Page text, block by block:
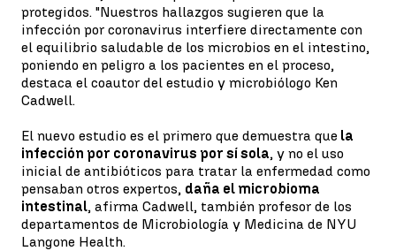
protegidos. "Nuestros hallazgos sugieren que la
infección por coronavirus interfiere directamente con
el equilibrio saludable de los microbios en el intestino,
poniendo en peligro a los pacientes en el proceso,
destaca el coautor del estudio y microbiólogo Ken
Cadwell.
El nuevo estudio es el primero que demuestra que la
infección por coronavirus por sí sola, y no el uso
inicial de antibióticos para tratar la enfermedad como
pensaban otros expertos, daña el microbioma
intestinal, afirma Cadwell, también profesor de los
departamentos de Microbiología y Medicina de NYU
Langone Health.